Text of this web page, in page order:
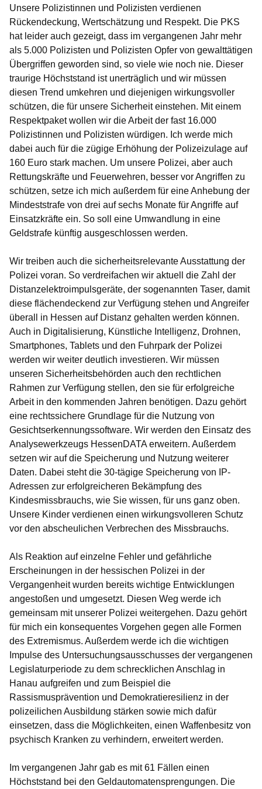
Unsere Polizistinnen und Polizisten verdienen
Rückendeckung, Wertschätzung und Respekt. Die PKS
hat leider auch gezeigt, dass im vergangenen Jahr mehr
als 5.000 Polizisten und Polizisten Opfer von gewalttätigen
Übergriffen geworden sind, so viele wie noch nie. Dieser
traurige Höchststand ist unerträglich und wir müssen
diesen Trend umkehren und diejenigen wirkungsvoller
schützen, die für unsere Sicherheit einstehen. Mit einem
Respektpaket wollen wir die Arbeit der fast 16.000
Polizistinnen und Polizisten würdigen. Ich werde mich
dabei auch für die zügige Erhöhung der Polizeizulage auf
160 Euro stark machen. Um unsere Polizei, aber auch
Rettungskräfte und Feuerwehren, besser vor Angriffen zu
schützen, setze ich mich außerdem für eine Anhebung der
Mindeststrafe von drei auf sechs Monate für Angriffe auf
Einsatzkräfte ein. So soll eine Umwandlung in eine
Geldstrafe künftig ausgeschlossen werden.
Wir treiben auch die sicherheitsrelevante Ausstattung der
Polizei voran. So verdreifachen wir aktuell die Zahl der
Distanzelektroimpulsgeräte, der sogenannten Taser, damit
diese flächendeckend zur Verfügung stehen und Angreifer
überall in Hessen auf Distanz gehalten werden können.
Auch in Digitalisierung, Künstliche Intelligenz, Drohnen,
Smartphones, Tablets und den Fuhrpark der Polizei
werden wir weiter deutlich investieren. Wir müssen
unseren Sicherheitsbehörden auch den rechtlichen
Rahmen zur Verfügung stellen, den sie für erfolgreiche
Arbeit in den kommenden Jahren benötigen. Dazu gehört
eine rechtssichere Grundlage für die Nutzung von
Gesichtserkennungssoftware. Wir werden den Einsatz des
Analysewerkzeugs HessenDATA erweitern. Außerdem
setzen wir auf die Speicherung und Nutzung weiterer
Daten. Dabei steht die 30-tägige Speicherung von IP-
Adressen zur erfolgreicheren Bekämpfung des
Kindesmissbrauchs, wie Sie wissen, für uns ganz oben.
Unsere Kinder verdienen einen wirkungsvolleren Schutz
vor den abscheulichen Verbrechen des Missbrauchs.
Als Reaktion auf einzelne Fehler und gefährliche
Erscheinungen in der hessischen Polizei in der
Vergangenheit wurden bereits wichtige Entwicklungen
angestoßen und umgesetzt. Diesen Weg werde ich
gemeinsam mit unserer Polizei weitergehen. Dazu gehört
für mich ein konsequentes Vorgehen gegen alle Formen
des Extremismus. Außerdem werde ich die wichtigen
Impulse des Untersuchungsausschusses der vergangenen
Legislaturperiode zu dem schrecklichen Anschlag in
Hanau aufgreifen und zum Beispiel die
Rassismusprävention und Demokratieresilienz in der
polizeilichen Ausbildung stärken sowie mich dafür
einsetzen, dass die Möglichkeiten, einen Waffenbesitz von
psychisch Kranken zu verhindern, erweitert werden.
Im vergangenen Jahr gab es mit 61 Fällen einen
Höchststand bei den Geldautomatensprengungen. Die